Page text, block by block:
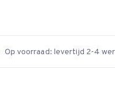
Op voorraad: levertijd 2-4